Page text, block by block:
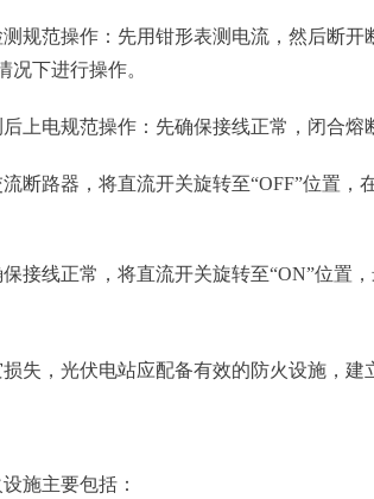
规范操作：先用钳形表测电流，然后断开
况下进行操作。
上电规范操作：先确保接线正常，闭合熔
断路器，将直流开关旋转至“OFF”位置，
接线正常，将直流开关旋转至“ON”位置，
失，光伏电站应配备有效的防火设施，建
施主要包括：